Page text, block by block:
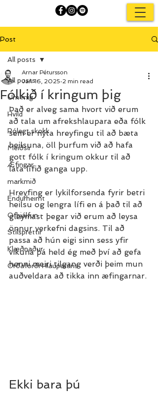
Post
All posts
Um mig
Hvíld
Rólegt skokk
Meiðsli
Æfingar
markmið
Endurheimt
Ofþjálfun
Stílsprettir
Klæðnaður
Orðaforði Hlauparans
All posts
Fólkið í kringum þig
Arnar Pétursson
Jan 16, 2025 2 min read
Það er alveg sama hvort við erum
að tala um afrekshlaupara eða fólk
sem er nýta hreyfingu til að bæta
heilsuna, öll þurfum við að hafa
gott fólk í kringum okkur til að
láta lífið ganga upp.
Hreyfing er lykilforsenda fyrir betri
heilsu og lengra lífi en á það til að
gleymast þegar við erum að leysa
önnur verkefni dagsins. Til að
passa að hún eigi sinn sess yfir
vikuna þá held ég með því að gefa
henni meiri tilgang verði þeim mun
auðveldara að tikka inn æfingarnar.
Ekki bara þú